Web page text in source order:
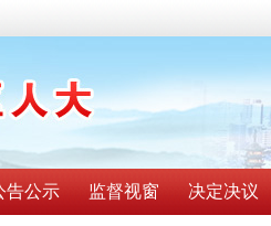
告公示 监督视窗 决定决议